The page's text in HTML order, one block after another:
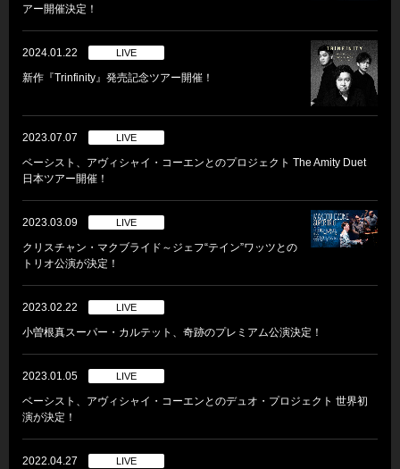
アー開催決定！
2024.01.22 LIVE
新作『Trinfinity』発売記念ツアー開催！
2023.07.07 LIVE
ベーシスト、アヴィシャイ・コーエンとのプロジェクト The Amity Duet
日本ツアー開催！
2023.03.09 LIVE
クリスチャン・マクブライド～ジェフ“テイン”ワッツとの
トリオ公演が決定！
2023.02.22 LIVE
小曽根真スーパー・カルテット、奇跡のプレミアム公演決定！
2023.01.05 LIVE
ベーシスト、アヴィシャイ・コーエンとのデュオ・プロジェクト 世界初
演が決定！
2022.04.27 LIVE